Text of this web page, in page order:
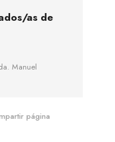
as de
Manuel
página